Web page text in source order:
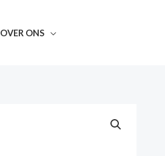
OVER ONS